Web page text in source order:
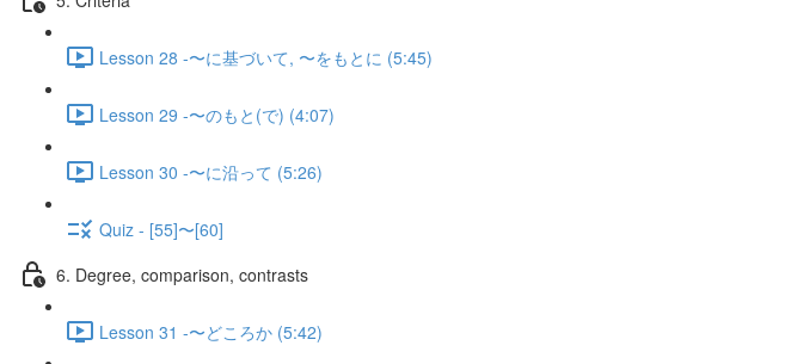
Lesson 28 -〜に基づいて, 〜をもとに (5:45)
Lesson 29 -〜のもと(で) (4:07)
Lesson 30 -〜に沿って (5:26)
Quiz - [55]〜[60]
6. Degree, comparison, contrasts
Lesson 31 -〜どころか (5:42)